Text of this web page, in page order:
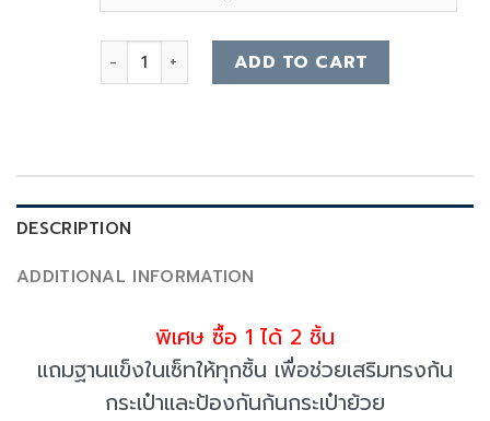
Lv alma bb-pm-mm-gm Bag Organizer quantity
ADD TO CART
DESCRIPTION
ADDITIONAL INFORMATION
พิเศษ ซื้อ 1 ได้ 2 ชิ้น
แถมฐานแข็งในเซ็ทให้ทุกชิ้น เพื่อช่วยเสริมทรงก้น
กระเป๋าและป้องกันก้นกระเป๋าย้วย